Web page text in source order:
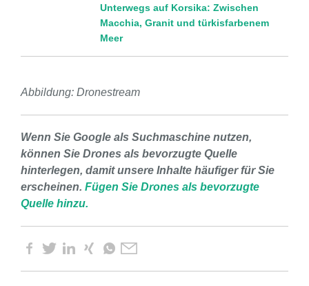
Unterwegs auf Korsika: Zwischen
Macchia, Granit und türkisfarbenem
Meer
Abbildung: Dronestream
Wenn Sie Google als Suchmaschine nutzen,
können Sie Drones als bevorzugte Quelle
hinterlegen, damit unsere Inhalte häufiger für Sie
erscheinen. Fügen Sie Drones als bevorzugte
Quelle hinzu.